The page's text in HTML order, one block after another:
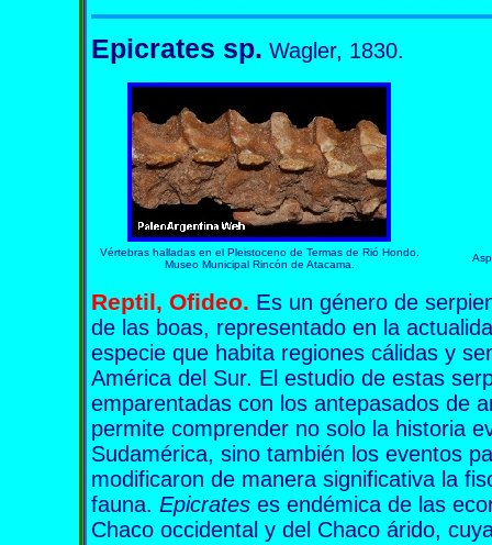
Epicrates sp. Wagler, 1830.
Vértebras halladas en el Pleistoceno de Termas de Rió Hondo.
Museo Municipal Rincón de Atacama.
Reptil, Ofideo. Es un género de
de las boas, representado en la
especie que habita regiones cálidas y
América del Sur. El estudio de estas
emparentadas con los antepasados de
permite comprender no solo la historia
Sudamérica, sino también los eventos
modificaron de manera significativa la
fauna. Epicrates es endémica de las
Chaco occidental y del Chaco árido,